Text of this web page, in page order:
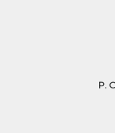
P.